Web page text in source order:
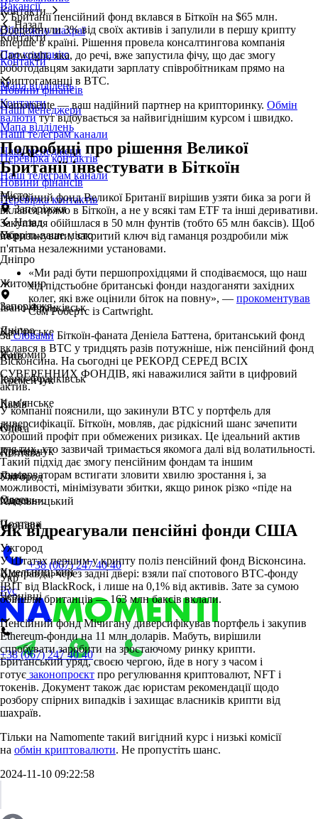
Контакти
Назад
Контакти
Контакти
Мапа відділень
Наші менеджери
Наші телеграм канали
Перевірка контактів
Новини фінансів
Місто
Запоріжжя
Назад
Оберіть ваше місто
Дніпро
Житомир
Івано-Франківськ
Кам'янське
Київ
Кременчук
Львів
Одеса
Полтава
Ужгород
Хмельницький
Чернівці
+38 (067) 247 40 40
Укр
Рус
Вакансії
Обережно шахраї
Про компанію
Новини фінансів
Контакти
Мапа відділень
Наші менеджери
Наші телеграм канали
Перевірка контактів
Укр
Запоріжжя
Дніпро
Житомир
Івано-Франківськ
Кам'янське
Київ
Кременчук
Львів
Одеса
Полтава
Ужгород
Хмельницький
Чернівці
+38 (067) 247 40 40
У Британії пенсійний фонд вклався в Біткоїн на $65 млн.
Відщипнули 3% від своїх активів і запулили в першу крипту
вперше в країні. Рішення провела консалтингова компанія
Cartwright, яка, до речі, вже запустила фічу, що дає змогу
роботодавцям закидати зарплату співробітникам прямо на
криптогаманці в BTC.
Namomente — ваш надійний партнер на крипторинку. Обмін
валютитут відбувається за найвигіднішим курсом і швидко.
Подробиці про рішення Великої
Британії інвестувати в Біткоїн
Пенсійний фонд Великої Британії вирішив узяти бика за роги й
вклався прямо в Біткоїн, а не у всякі там ETF та інші деривативи.
Закупівля обійшлася в 50 млн фунтів (тобто 65 млн баксів). Щоб
не ризикувати, закритий ключ від гаманця роздробили між
п'ятьма незалежними установами.
«Ми раді бути першопрохідцями й сподіваємося, що наш
хід підстьобне британські фонди наздоганяти західних
колег, які вже оцінили біток на повну», — прокоментував
Сем Робертс із Cartwright.
Засловами Біткоїн-фаната Деніела Баттена, британський фонд
вклався в BTC у тридцять разів потужніше, ніж пенсійний фонд
Вісконсина. На сьогодні це РЕКОРД СЕРЕД ВСІХ
СУВЕРЕННИХ ФОНДІВ, які наважилися зайти в цифровий
актив.
У компанії пояснили, що закинули BTC у портфель для
диверсифікації. Біткоїн, мовляв, дає рідкісний шанс зачепити
хороший профіт при обмежених ризиках. Це ідеальний актив
для тих, хто зазвичай тримається якомога далі від волатильності.
Такий підхід дає змогу пенсійним фондам та іншим
консерваторам встигати зловити хвилю зростання і, за
можливості, мінімізувати збитки, якщо ринок різко «піде на
південь».
Як відреагували пенсійні фонди США
У Штатах першим у крипту поліз пенсійний фонд Вісконсина.
Щоправда, через задні двері: взяли паї спотового BTC-фонду
IBIT від BlackRock, і лише на 0,1% від активів. Зате за сумою
обійшли британців — 163 млн баксів вклали.
Пенсійний фонд Мічигану диверсифікував портфель і закупив
Ethereum-фонди на 11 млн доларів. Мабуть, вирішили
спробувати заробити на зростаючому ринку крипти.
Британський уряд, своєю чергою, йде в ногу з часом і
готує законопроєкт про регулювання криптовалют, NFT і
токенів. Документ також дає юристам рекомендації щодо
розбору спірних випадків і захищає власників крипти від
шахраїв.
Тільки на Namomente такий вигідний курс і низькі комісії
на обмін криптовалюти. Не пропустіть шанс.
2024-11-10 09:22:58